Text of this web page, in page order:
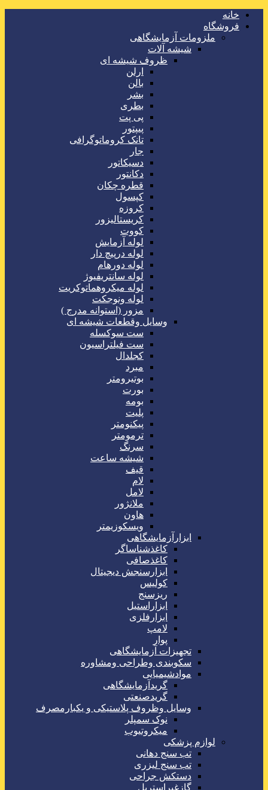
خانه
فروشگاه
ملزومات آزمایشگاهی
شیشه آلات
ظروف شیشه ای
ارلن
بالن
بشر
بطری
پی پت
پیپتور
تانک کروماتوگرافی
جار
دسیکاتور
دکانتور
قطره چکان
کپسول
کروزه
کریستالیزور
کووت
لوله آزمایش
لوله درپیچ دار
لوله دورهام
لوله سانتریفیوژ
لوله میکروهماتوکریت
لوله ونوجکت
مزور (استوانه مدرج )
وسایل وقطعات شیشه ای
ست سوکسله
ست فیلتراسیون
کجلدال
مبرد
بوتیرومتر
بورت
بومه
پلیت
پیکنومتر
ترمومتر
سرنگ
شیشه ساعت
قیف
لام
لامل
ملانژور
هاون
ویسکوزیمتر
ابزارآزمایشگاهی
کاغذشناساگر
کاغذصافی
ابزارسنجش دیجیتال
کولیس
ریزسنج
ابزاراستیل
ابزارفلزی
لامپ
پوار
تجهیزات آزمایشگاهی
سکوبندی وطراحی ومشاوره
موادشیمیایی
گریدآزمایشگاهی
گریدصنعتی
وسایل وظروف پلاستیکی و یکبارمصرف
نوک سمپلر
میکروتیوب
لوازم پزشکی
تب سنج دهانی
تب سنج لیزری
دستکش جراحی
گازغیراستریل